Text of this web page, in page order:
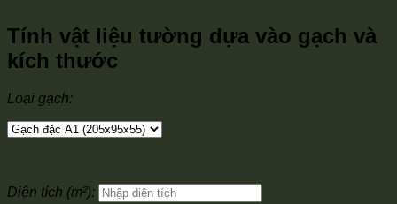
Tính vật liệu tường dựa vào gạch và
kích thước
Loại gạch:
Diện tích (m²):